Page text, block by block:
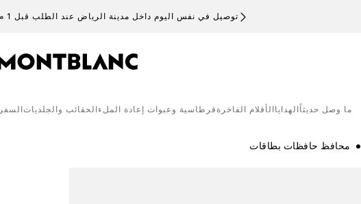
توصيل في نفس اليوم داخل مدينة الرياض عند الطلب قبل 1 م (عدا يوم الجمعه)
ما وصل حديثاً الهدايا الأقلام الفاخرة قرطاسية وعبوات إعادة الملء الحقائب والجلديات السفر
محافظ حافظات بطاقات